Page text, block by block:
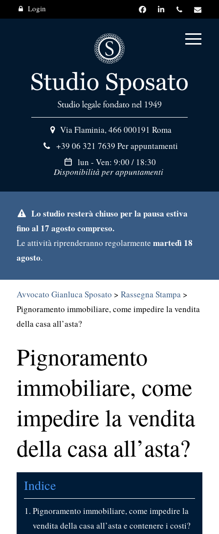
Login
for:
Via Flaminia, 466 000191 Roma
+39 06 321 7639 Per appuntamenti
lun - Ven: 9:00 / 18:30
Disponibilità per appuntamenti
Lo studio resterà chiuso per la pausa estiva
fino al 17 agosto compreso.
Le attività riprenderanno regolarmente martedì 18
agosto.
Avvocato Gianluca Sposato > Rassegna Stampa >
Pignoramento immobiliare, come impedire la vendita
della casa all’asta?
Pignoramento
immobiliare, come
impedire la vendita
della casa all’asta?
Indice
Pignoramento immobiliare, come impedire la
vendita della casa all’asta e contenere i costi?